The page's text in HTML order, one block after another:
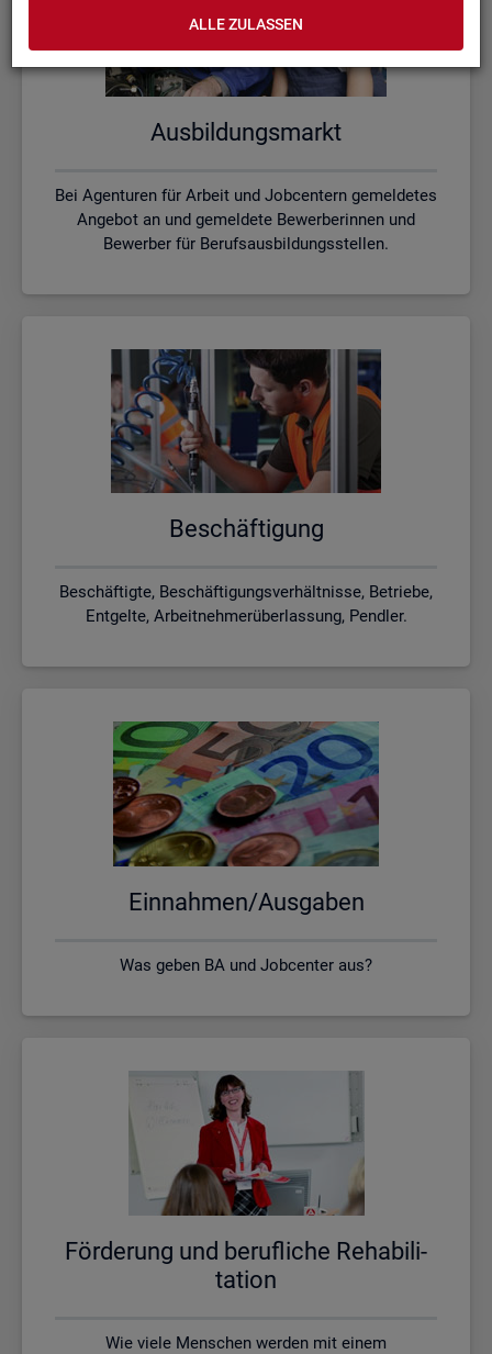
ALLE ZULASSEN
Aus­bil­dungs­markt
Bei Agenturen für Arbeit und Jobcentern gemeldetes
Angebot an und gemeldete Bewerberinnen und
Bewerber für Berufsausbildungsstellen.
Be­schäf­ti­gung
Beschäftigte, Beschäftigungsverhältnisse, Betriebe,
Entgelte, Arbeitnehmerüberlassung, Pendler.
Ein­nah­men/Aus­ga­ben
Was geben BA und Jobcenter aus?
För­de­rung und be­ruf­li­che Re­ha­bi­li­
ta­ti­on
Wie viele Menschen werden mit einem